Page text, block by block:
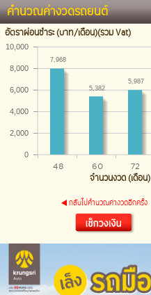
คำนวณค่างวดรถยนต์
อัตราผ่อนชำระ (บาท/เดือน)(รวม Vat)
48 60 72
0
2,000
4,000
6,000
8,000
10,000
5,987
5,382
7,968
จำนวนงวด (เดือน)
กลับไปคำนวณค่างวดอีกครั้ง